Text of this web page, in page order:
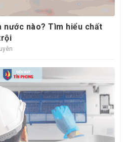
nước nào? Tìm hiểu chất